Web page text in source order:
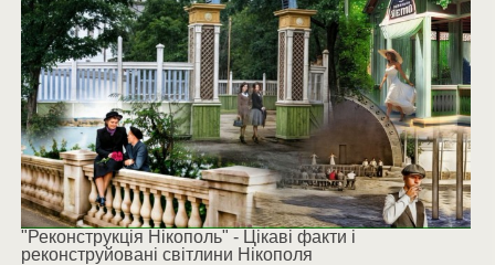
"Реконструкція Нікополь" - Цікаві факти і
реконструйовані світлини Нікополя